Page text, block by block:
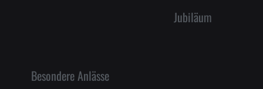
Besondere Anlässe
Jubiläum